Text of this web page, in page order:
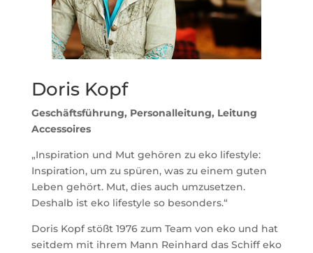
Doris Kopf
Geschäftsführung, Personalleitung, Leitung
Accessoires
„Inspiration und Mut gehören zu eko lifestyle:
Inspiration, um zu spüren, was zu einem guten
Leben gehört. Mut, dies auch umzusetzen.
Deshalb ist eko lifestyle so besonders.“
Doris Kopf stößt 1976 zum Team von eko und hat
seitdem mit ihrem Mann Reinhard das Schiff eko